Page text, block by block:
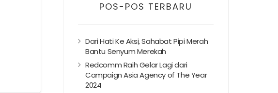
POS-POS TERBARU
Dari Hati Ke Aksi, Sahabat Pipi Merah
Bantu Senyum Merekah
Redcomm Raih Gelar Lagi dari
Campaign Asia Agency of The Year
2024